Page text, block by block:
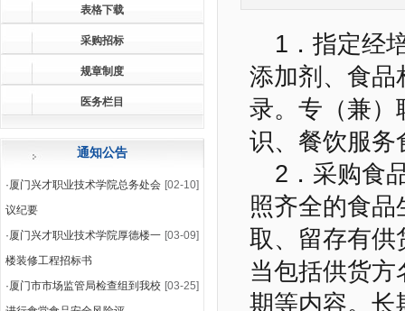
表格下载
采购招标
规章制度
医务栏目
通知公告
[02-10]
·厦门兴才职业技术学院总务处会
议纪要
[03-09]
·厦门兴才职业技术学院厚德楼一
楼装修工程招标书
[03-25]
·厦门市市场监管局检查组到我校
1．指定经
添加剂、食品
录。专（兼）
识、餐饮服务
2．采购食
照齐全的食
取、留存有供
当包括供货
期等内容。长